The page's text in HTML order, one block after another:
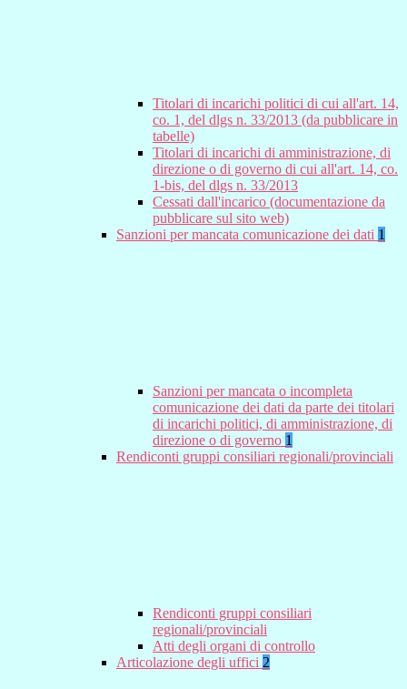
Titolari di incarichi politici di cui all'art. 14,
co. 1, del dlgs n. 33/2013 (da pubblicare in
tabelle)
Titolari di incarichi di amministrazione, di
direzione o di governo di cui all'art. 14, co.
1-bis, del dlgs n. 33/2013
Cessati dall'incarico (documentazione da
pubblicare sul sito web)
Sanzioni per mancata comunicazione dei dati 1
Sanzioni per mancata o incompleta
comunicazione dei dati da parte dei titolari
di incarichi politici, di amministrazione, di
direzione o di governo 1
Rendiconti gruppi consiliari regionali/provinciali
Rendiconti gruppi consiliari
regionali/provinciali
Atti degli organi di controllo
Articolazione degli uffici 2